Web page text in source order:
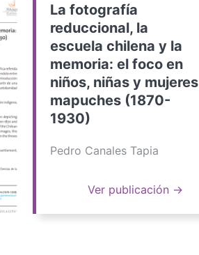
La fotografía
reduccional, la
escuela chilena y la
memoria: el foco en
niños, niñas y mujeres
mapuches (1870-
1930)
Pedro Canales Tapia
Ver publicación →